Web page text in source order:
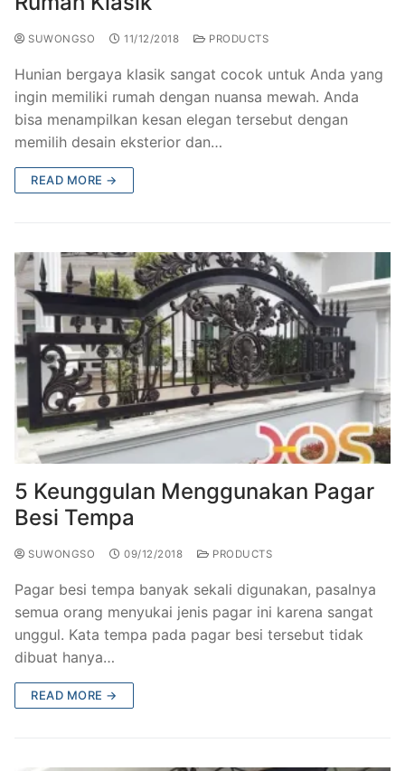
SUWONGSO 11/12/2018 PRODUCTS
Hunian bergaya klasik sangat cocok untuk Anda yang
ingin memiliki rumah dengan nuansa mewah. Anda
bisa menampilkan kesan elegan tersebut dengan
memilih desain eksterior dan…
READ MORE →
5 Keunggulan Menggunakan Pagar
Besi Tempa
SUWONGSO 09/12/2018 PRODUCTS
​Pagar besi tempa banyak sekali digunakan, pasalnya
semua orang menyukai jenis pagar ini karena sangat
unggul. Kata tempa pada pagar besi tersebut tidak
dibuat hanya…
READ MORE →